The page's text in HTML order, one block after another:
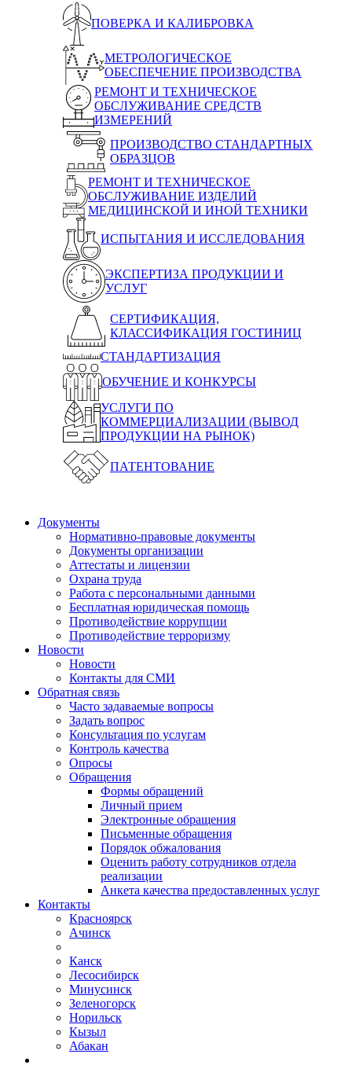
ПОВЕРКА И КАЛИБРОВКА
МЕТРОЛОГИЧЕСКОЕ
ОБЕСПЕЧЕНИЕ ПРОИЗВОДСТВА
РЕМОНТ И ТЕХНИЧЕСКОЕ
ОБСЛУЖИВАНИЕ СРЕДСТВ
ИЗМЕРЕНИЙ
ПРОИЗВОДСТВО СТАНДАРТНЫХ
ОБРАЗЦОВ
РЕМОНТ И ТЕХНИЧЕСКОЕ
ОБСЛУЖИВАНИЕ ИЗДЕЛИЙ
МЕДИЦИНСКОЙ И ИНОЙ ТЕХНИКИ
ИСПЫТАНИЯ И ИССЛЕДОВАНИЯ
ЭКСПЕРТИЗА ПРОДУКЦИИ И
УСЛУГ
СЕРТИФИКАЦИЯ,
КЛАССИФИКАЦИЯ ГОСТИНИЦ
СТАНДАРТИЗАЦИЯ
ОБУЧЕНИЕ И КОНКУРСЫ
УСЛУГИ ПО
КОММЕРЦИАЛИЗАЦИИ (ВЫВОД
ПРОДУКЦИИ НА РЫНОК)
ПАТЕНТОВАНИЕ
Документы
Нормативно-правовые документы
Документы организации
Аттестаты и лицензии
Охрана труда
Работа с персональными данными
Бесплатная юридическая помощь
Противодействие коррупции
Противодействие терроризму
Новости
Новости
Контакты для СМИ
Обратная связь
Часто задаваемые вопросы
Задать вопрос
Консультация по услугам
Контроль качества
Опросы
Обращения
Формы обращений
Личный прием
Электронные обращения
Письменные обращения
Порядок обжалования
Оценить работу сотрудников отдела
реализации
Анкета качества предоставленных услуг
Контакты
Красноярск
Ачинск
Канск
Лесосибирск
Минусинск
Зеленогорск
Норильск
Кызыл
Абакан